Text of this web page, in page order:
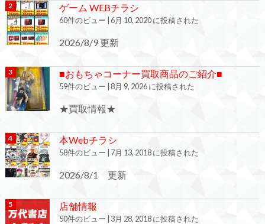
ゲーム WEBチラシ
60件のビュー 6月 10, 2020 に投稿された
2026/8/9 更新
■おもちゃコーナー買取商品のご紹介■
59件のビュー 8月 9, 2026 に投稿された
★買取情報★
本Webチラシ
58件のビュー 7月 13, 2018 に投稿された
2026/8/1 更新
店舗情報
50件のビュー 3月 28, 2018 に投稿された